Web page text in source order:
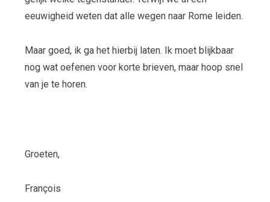
eeuwigheid weten dat alle wegen naar Rome leiden.
Maar goed, ik ga het hierbij laten. Ik moet blijkbaar
nog wat oefenen voor korte brieven, maar hoop snel
van je te horen.
Groeten,
François